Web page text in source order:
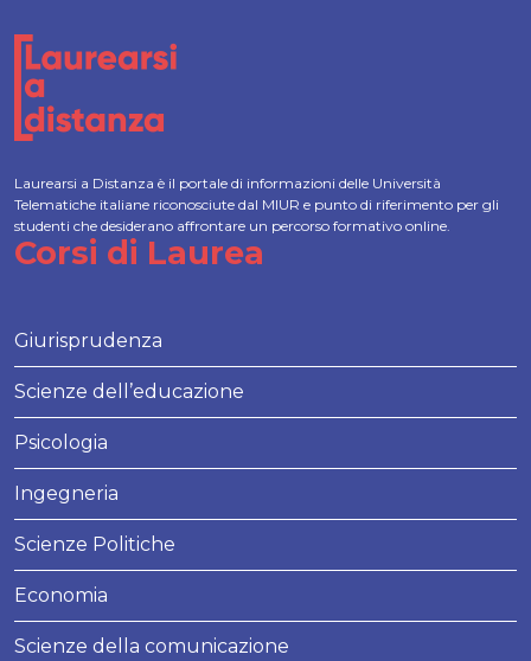
Laurearsi a Distanza è il portale di informazioni delle Università
Telematiche italiane riconosciute dal MIUR e punto di riferimento per gli
studenti che desiderano affrontare un percorso formativo online.
Corsi di Laurea
Giurisprudenza
Scienze dell’educazione
Psicologia
Ingegneria
Scienze Politiche
Economia
Scienze della comunicazione